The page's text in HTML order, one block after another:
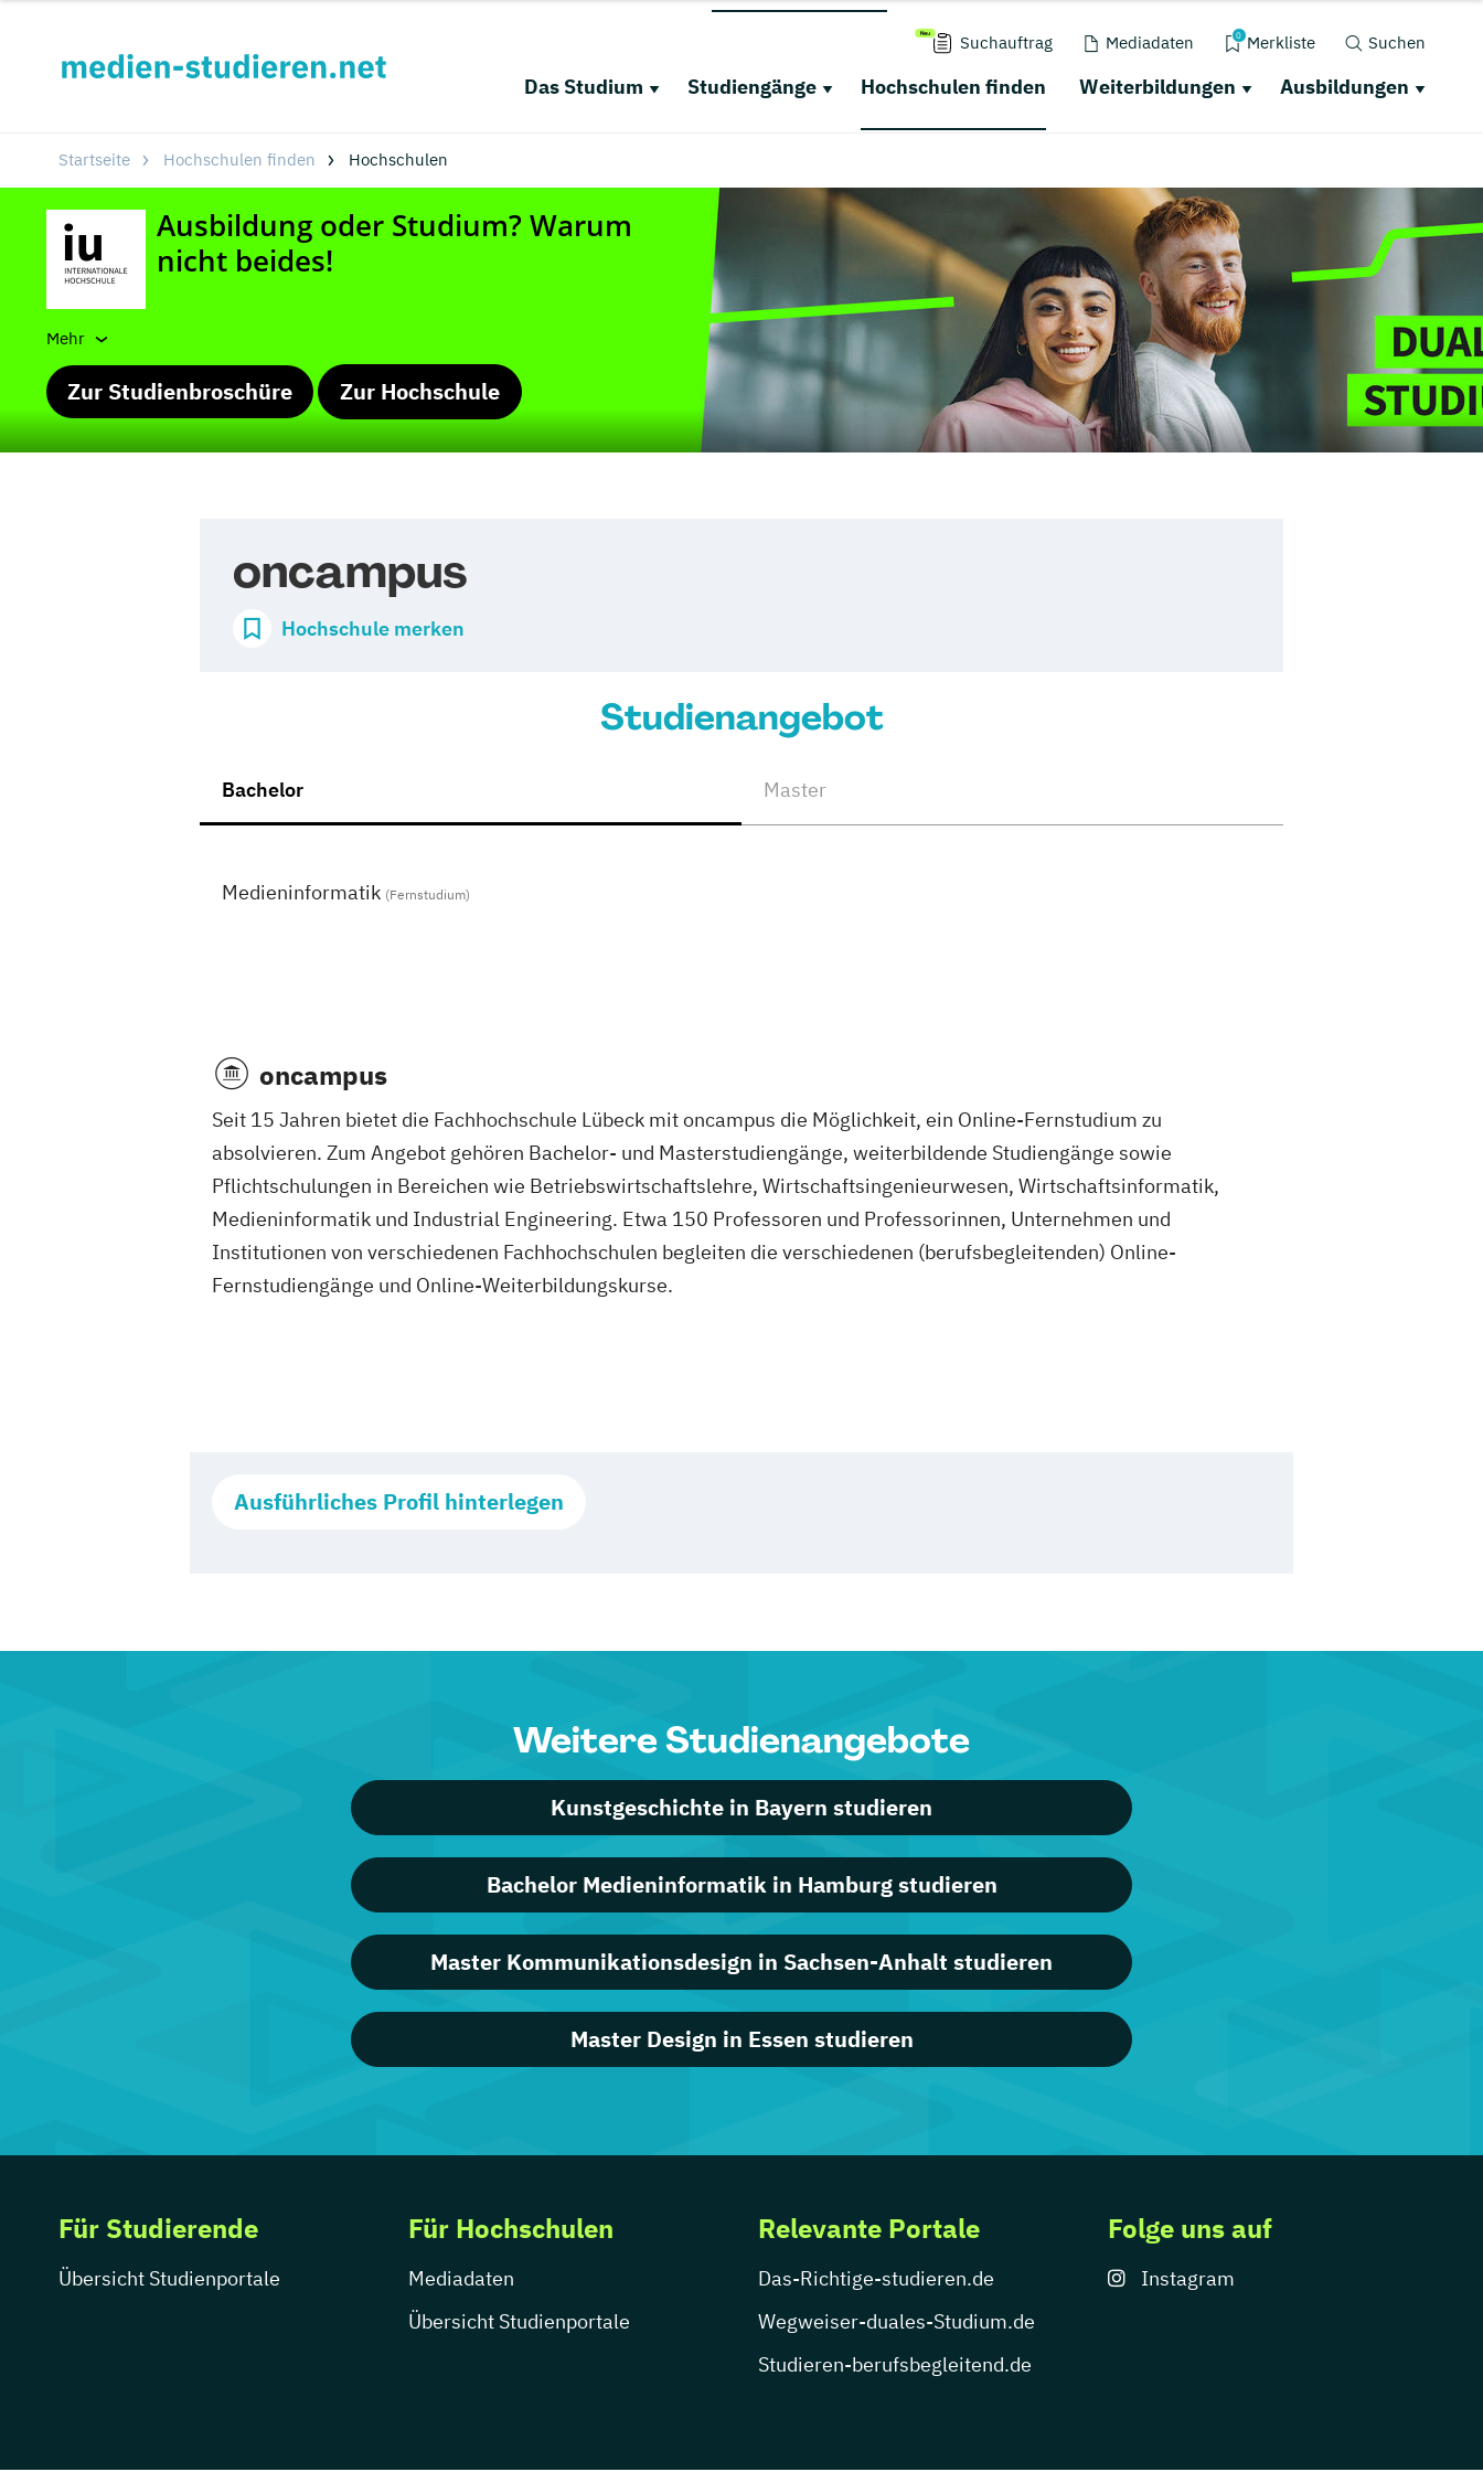
Suchauftrag Mediadaten 0 Merkliste Suchen
Das Studium Studiengänge Hochschulen finden Weiterbildungen Ausbildungen
Startseite Hochschulen finden Hochschulen
Mehr
Zur Studienbroschüre Zur Hochschule
oncampus
Hochschule merken
Studienangebot
Bachelor Master
Medieninformatik (Fernstudium)
oncampus
Seit 15 Jahren bietet die Fachhochschule Lübeck mit oncampus die Möglichkeit, ein Online-Fernstudium zu
absolvieren. Zum Angebot gehören Bachelor- und Masterstudiengänge, weiterbildende Studiengänge sowie
Pflichtschulungen in Bereichen wie Betriebswirtschaftslehre, Wirtschaftsingenieurwesen, Wirtschaftsinformatik,
Medieninformatik und Industrial Engineering. Etwa 150 Professoren und Professorinnen, Unternehmen und
Institutionen von verschiedenen Fachhochschulen begleiten die verschiedenen (berufsbegleitenden) Online-
Fernstudiengänge und Online-Weiterbildungskurse.
Ausführliches Profil hinterlegen
Weitere Studienangebote
Kunstgeschichte in Bayern studieren
Bachelor Medieninformatik in Hamburg studieren
Master Kommunikationsdesign in Sachsen-Anhalt studieren
Master Design in Essen studieren
Für Studierende
Übersicht Studienportale
Für Hochschulen
Mediadaten
Übersicht Studienportale
Relevante Portale
Das-Richtige-studieren.de
Wegweiser-duales-Studium.de
Studieren-berufsbegleitend.de
Folge uns auf
Instagram